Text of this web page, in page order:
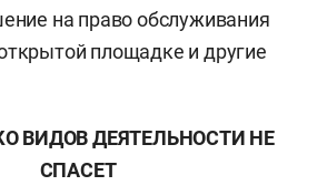
на право обслуживания
площадке и другие
ВИДОВ ДЕЯТЕЛЬНОСТИ НЕ
СПАСЕТ